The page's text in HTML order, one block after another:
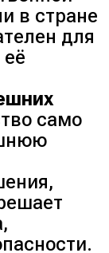
в стране
для
её
само